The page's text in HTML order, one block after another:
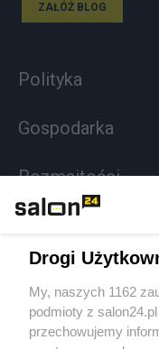
ZAŁÓŻ BLOG
Polityka
Gospodarka
Rozmaitości
Sport
Społeczeństwo
Drogi
My, naszych 1162
podmioty z
przechowujemy